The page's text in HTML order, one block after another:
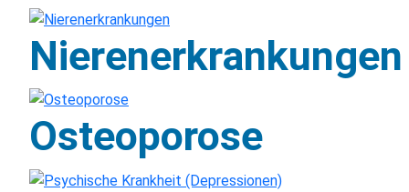
Nierenerkrankungen
Osteoporose